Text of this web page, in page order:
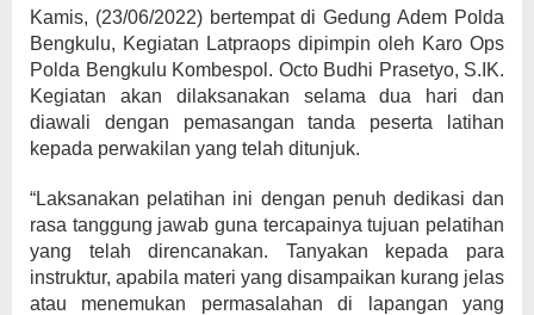
Kamis, (23/06/2022) bertempat di Gedung Adem Polda
Bengkulu, Kegiatan Latpraops dipimpin oleh Karo Ops
Polda Bengkulu Kombespol. Octo Budhi Prasetyo, S.IK.
Kegiatan akan dilaksanakan selama dua hari dan
diawali dengan pemasangan tanda peserta latihan
kepada perwakilan yang telah ditunjuk.
“Laksanakan pelatihan ini dengan penuh dedikasi dan
rasa tanggung jawab guna tercapainya tujuan pelatihan
yang telah direncanakan. Tanyakan kepada para
instruktur, apabila materi yang disampaikan kurang jelas
atau menemukan permasalahan di lapangan yang